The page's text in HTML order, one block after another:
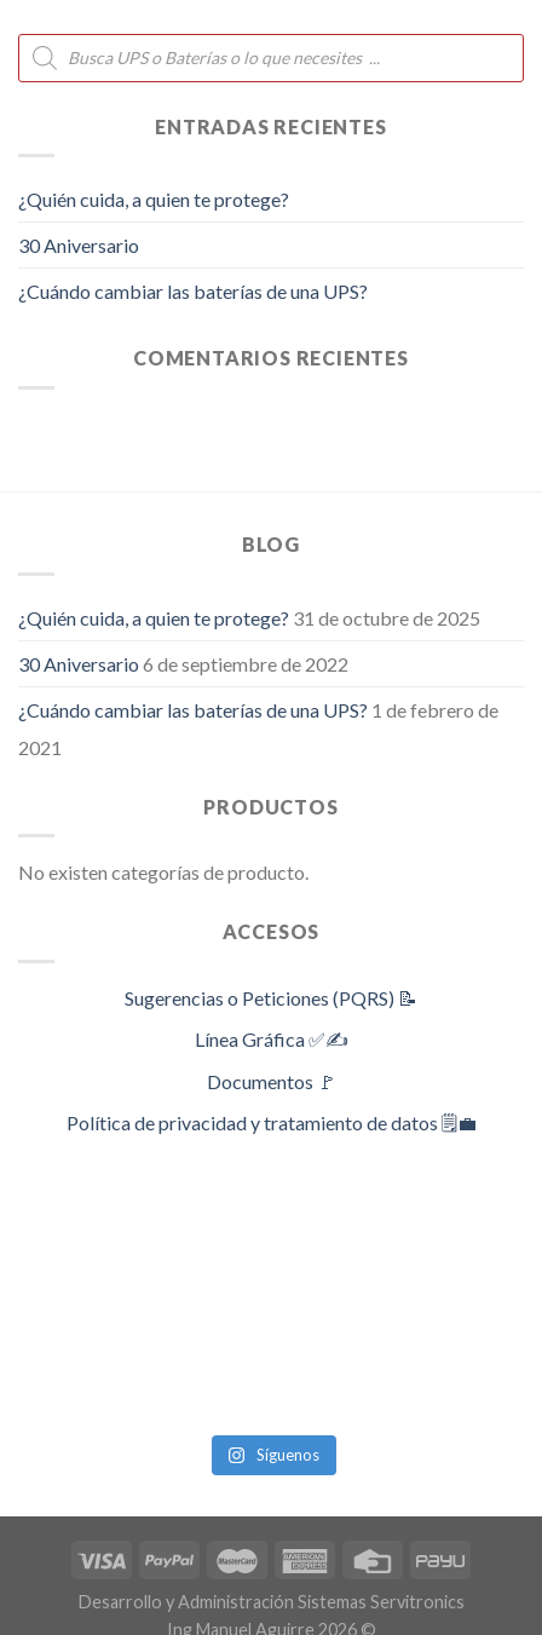
Búsqueda
de
productos
ENTRADAS RECIENTES
¿Quién cuida, a quien te protege?
30 Aniversario
¿Cuándo cambiar las baterías de una UPS?
COMENTARIOS RECIENTES
BLOG
¿Quién cuida, a quien te protege? 31 de octubre de 2025
30 Aniversario 6 de septiembre de 2022
¿Cuándo cambiar las baterías de una UPS? 1 de febrero de
2021
PRODUCTOS
No existen categorías de producto.
ACCESOS
Sugerencias o Peticiones (PQRS) 📝
Línea Gráfica ✅✍️
Documentos 🚩
Política de privacidad y tratamiento de datos 🗒️💼
Síguenos
Desarrollo y Administración Sistemas Servitronics
Ing Manuel Aguirre 2026 ©